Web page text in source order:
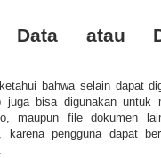
Data atau
bahwa selain dapat
juga bisa digunakan untuk
maupun file dokumen
karena pengguna dapat